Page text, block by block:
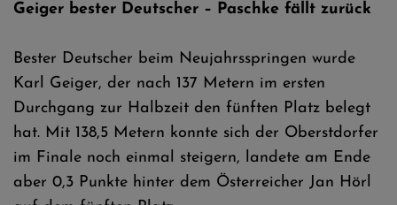
Geiger bester Deutscher – Paschke fällt zurück
Bester Deutscher beim Neujahrsspringen wurde
Karl Geiger, der nach 137 Metern im ersten
Durchgang zur Halbzeit den fünften Platz belegt
hat. Mit 138,5 Metern konnte sich der Oberstdorfer
im Finale noch einmal steigern, landete am Ende
aber 0,3 Punkte hinter dem Österreicher Jan Hörl